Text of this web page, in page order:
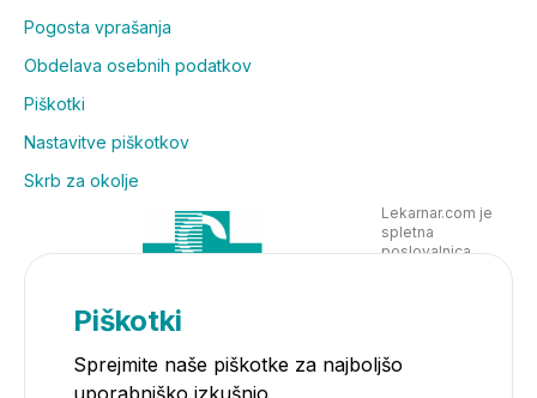
Pogosta vprašanja
Obdelava osebnih podatkov
Piškotki
Nastavitve piškotkov
Skrb za okolje
Lekarnar.com je
spletna
poslovalnica
Piškotki
Sprejmite naše piškotke za najboljšo
uporabniško izkušnjo